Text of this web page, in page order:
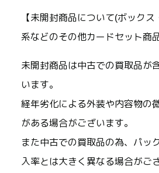
【未開封商品について(ボック
系などのその他カードセット商品
未開封商品は中古での買取品が
います。
経年劣化による外装や内容物の
がある場合がございます。
また中古での買取品の為、パッ
入率とは大きく異なる場合がご